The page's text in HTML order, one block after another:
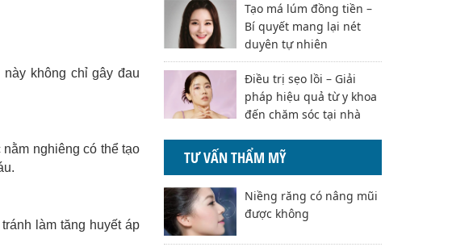
không chỉ gây đau
nghiêng có thể tạo
làm tăng huyết áp
Tạo má lúm đồng tiền –
Bí quyết mang lại nét
duyên tự nhiên
Điều trị sẹo lồi – Giải
pháp hiệu quả từ y khoa
đến chăm sóc tại nhà
TƯ VẤN THẨM MỸ
Niềng răng có nâng mũi
được không